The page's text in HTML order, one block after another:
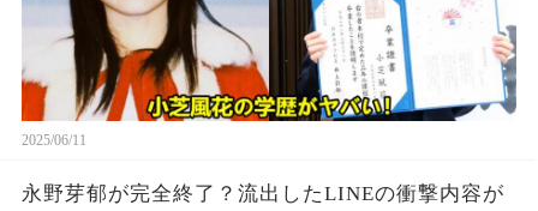
2025/06/11
永野芽郁が完全終了？流出したLINEの衝撃内容が